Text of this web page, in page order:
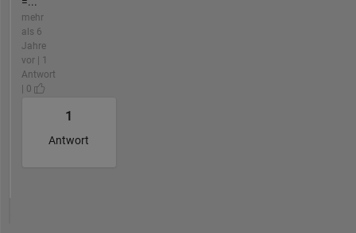
mehr
als 6
Jahre
vor | 1
Antwort
| 0
1
Antwort